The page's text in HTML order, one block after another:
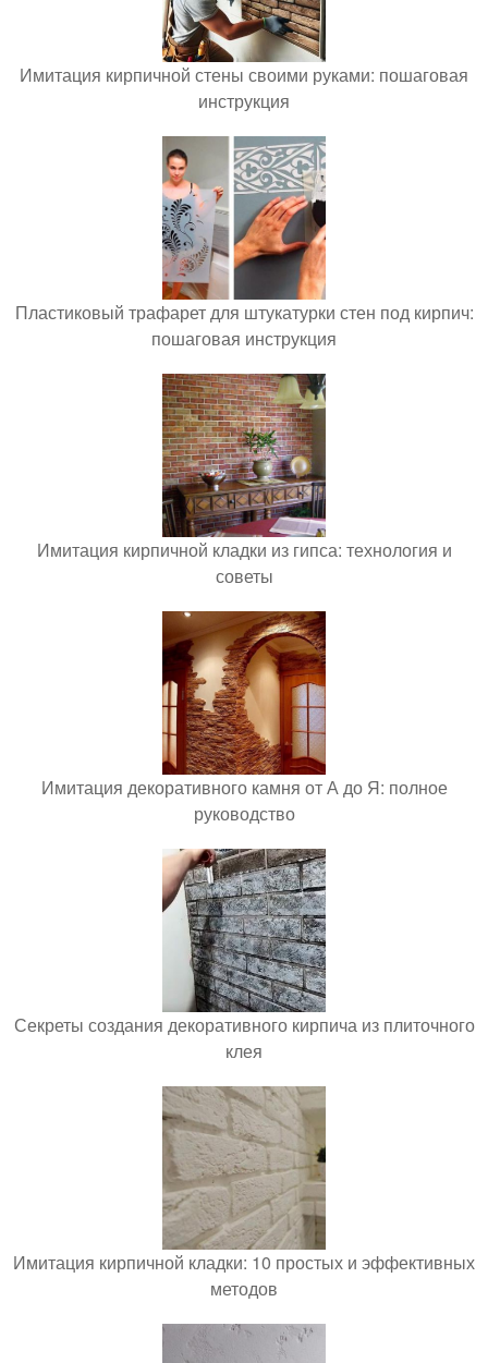
Имитация кирпичной стены своими руками: пошаговая
инструкция
Пластиковый трафарет для штукатурки стен под кирпич:
пошаговая инструкция
Имитация кирпичной кладки из гипса: технология и
советы
Имитация декоративного камня от А до Я: полное
руководство
Секреты создания декоративного кирпича из плиточного
клея
Имитация кирпичной кладки: 10 простых и эффективных
методов